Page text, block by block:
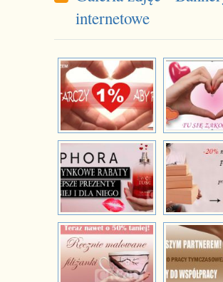
internetowe